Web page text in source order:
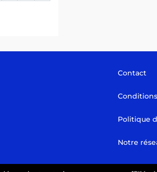
Contact
Politique
Notre